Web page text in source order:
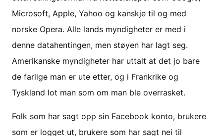
Microsoft, Apple, Yahoo og kanskje til og med
norske Opera. Alle lands myndigheter er med i
denne datahentingen, men støyen har lagt seg.
Amerikanske myndigheter har uttalt at det jo bare
de farlige man er ute etter, og i Frankrike og
Tyskland lot man som om man ble overrasket.
Folk som har sagt opp sin Facebook konto, brukere
som er logget ut, brukere som har sagt nei til